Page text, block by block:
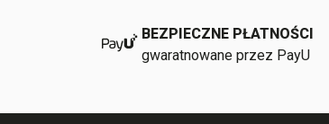
BEZPIECZNE PŁATNOŚCI
gwaratnowane przez PayU